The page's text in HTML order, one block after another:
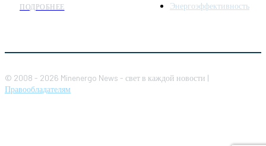
ПОДРОБНЕЕ
Энергоэффективность
© 2008 - 2026 Minenergo News - свет в каждой новости |
Правообладателям